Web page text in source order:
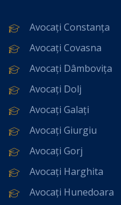
Avocați Constanța
Avocați Covasna
Avocați Dâmbovița
Avocați Dolj
Avocați Galați
Avocați Giurgiu
Avocați Gorj
Avocați Harghita
Avocați Hunedoara